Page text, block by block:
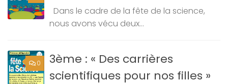
Dans le cadre de la fête de la science,
nous avons vécu deux...
0
3ème : « Des carrières
scientifiques pour nos filles »